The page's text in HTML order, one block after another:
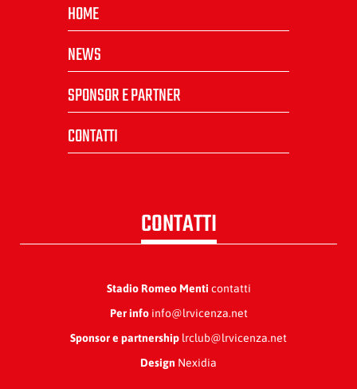
HOME
NEWS
SPONSOR E PARTNER
CONTATTI
CONTATTI
Stadio Romeo Menti contatti
Per infoinfo@lrvicenza.net
Sponsor e partnership lrclub@lrvicenza.net
Design Nexidia